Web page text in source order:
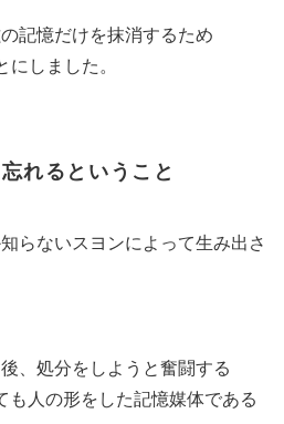
記憶だけを抹消するため
にしました。
れるということ
らないスヨンによって生み出さ
、処分をしようと奮闘する
も人の形をした記憶媒体である